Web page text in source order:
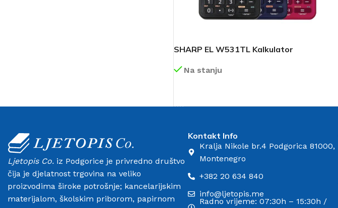
Fotokopir
SHARP EL W531TL Kalkulator
Na stanju
Ljetopis Co. iz Podgorice je privredno društvo
čija je djelatnost trgovina na veliko
proizvodima široke potrošnje; kancelarijskim
materijalom, školskim priborom, papirnom
Kontakt Info
Kralja Nikole br.4 Podgorica 81000,
Montenegro
+382 20 634 840
info@ljetopis.me
Radno vrijeme: 07:30h – 15:30h /